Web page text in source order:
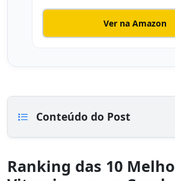
Ver na Amazon
Conteúdo do Post
Ranking das 10